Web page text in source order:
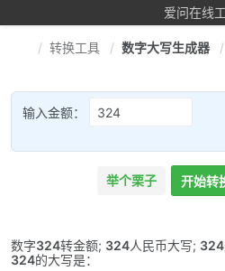
爱问在线
转换工具 数字大写生成器
输入金额：
举个栗子 开始转
数字324转金额; 324人民币大写; 324
324的大写是：